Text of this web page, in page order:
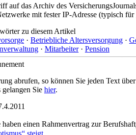
auf das Archiv des
mit fester IP-Adresse (typisch
zu diesem Artikel
· Betriebliche Altersversorgung ·
· Mitarbeiter· Pension
abrufen, so können Sie jeden Text über
Sie hier.
einen Rahmenvertrag zur
steigt